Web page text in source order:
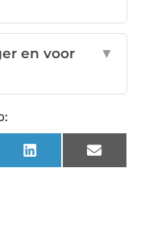
en voor
▼
LinkedInEmail